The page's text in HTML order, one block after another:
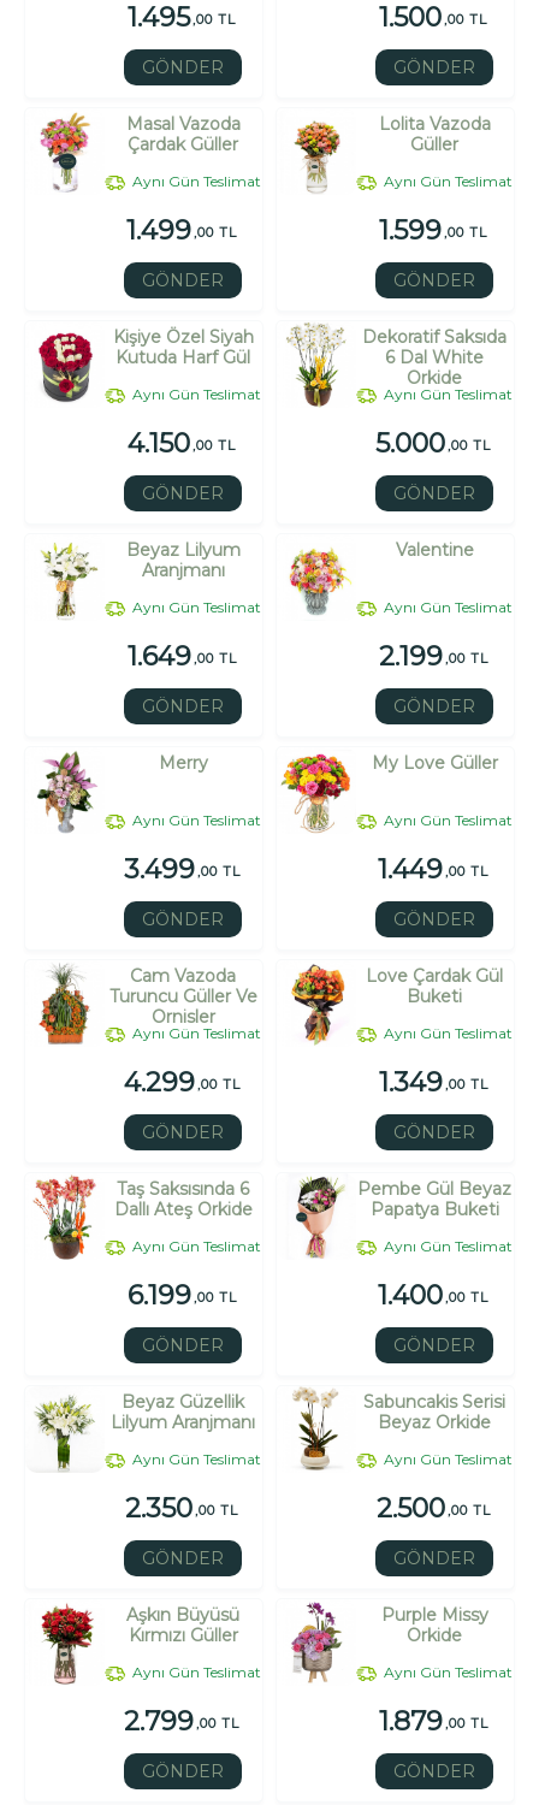
1.495,00 TL
GÖNDER
1.500,00 TL
GÖNDER
Masal Vazoda
Çardak Güller
Aynı Gün Teslimat
1.499,00 TL
GÖNDER
Lolita Vazoda
Güller
Aynı Gün Teslimat
1.599,00 TL
GÖNDER
Kişiye Özel Siyah
Kutuda Harf Gül
Aynı Gün Teslimat
4.150,00 TL
GÖNDER
Dekoratif Saksıda
6 Dal White
Orkide
Aynı Gün Teslimat
5.000,00 TL
GÖNDER
Beyaz Lilyum
Aranjmanı
Aynı Gün Teslimat
1.649,00 TL
GÖNDER
Valentine
Aynı Gün Teslimat
2.199,00 TL
GÖNDER
Merry
Aynı Gün Teslimat
3.499,00 TL
GÖNDER
My Love Güller
Aynı Gün Teslimat
1.449,00 TL
GÖNDER
Cam Vazoda
Turuncu Güller Ve
Ornisler
Aynı Gün Teslimat
4.299,00 TL
GÖNDER
Love Çardak Gül
Buketi
Aynı Gün Teslimat
1.349,00 TL
GÖNDER
Taş Saksısında 6
Dallı Ateş Orkide
Aynı Gün Teslimat
6.199,00 TL
GÖNDER
Pembe Gül Beyaz
Papatya Buketi
Aynı Gün Teslimat
1.400,00 TL
GÖNDER
Beyaz Güzellik
Lilyum Aranjmanı
Aynı Gün Teslimat
2.350,00 TL
GÖNDER
Sabuncakis Serisi
Beyaz Orkide
Aynı Gün Teslimat
2.500,00 TL
GÖNDER
Aşkın Büyüsü
Kırmızı Güller
Aynı Gün Teslimat
2.799,00 TL
GÖNDER
Purple Missy
Orkide
Aynı Gün Teslimat
1.879,00 TL
GÖNDER